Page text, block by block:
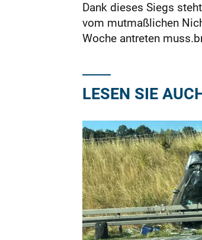
Dank dieses Siegs
vom mutmaßlichen
Woche antreten
LESEN SIE